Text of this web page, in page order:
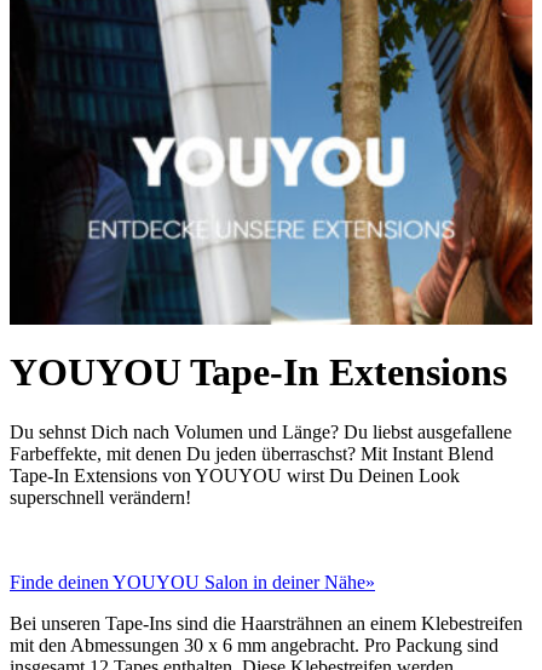
YOUYOU Tape-In Extensions
Du sehnst Dich nach Volumen und Länge? Du liebst ausgefallene
Farbeffekte, mit denen Du jeden überraschst? Mit Instant Blend
Tape-In Extensions von YOUYOU wirst Du Deinen Look
superschnell verändern!
Finde deinen YOUYOU Salon in deiner Nähe»
Bei unseren Tape-Ins sind die Haarsträhnen an einem Klebestreifen
mit den Abmessungen 30 x 6 mm angebracht. Pro Packung sind